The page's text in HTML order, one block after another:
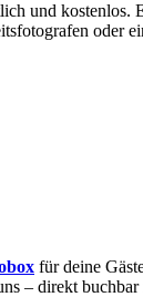
und kostenlos.
oder
für deine
– direkt